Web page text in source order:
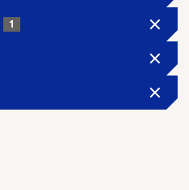
1